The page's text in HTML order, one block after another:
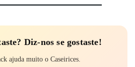
Diz-nos se gostaste!
ajuda muito o Caseirices.